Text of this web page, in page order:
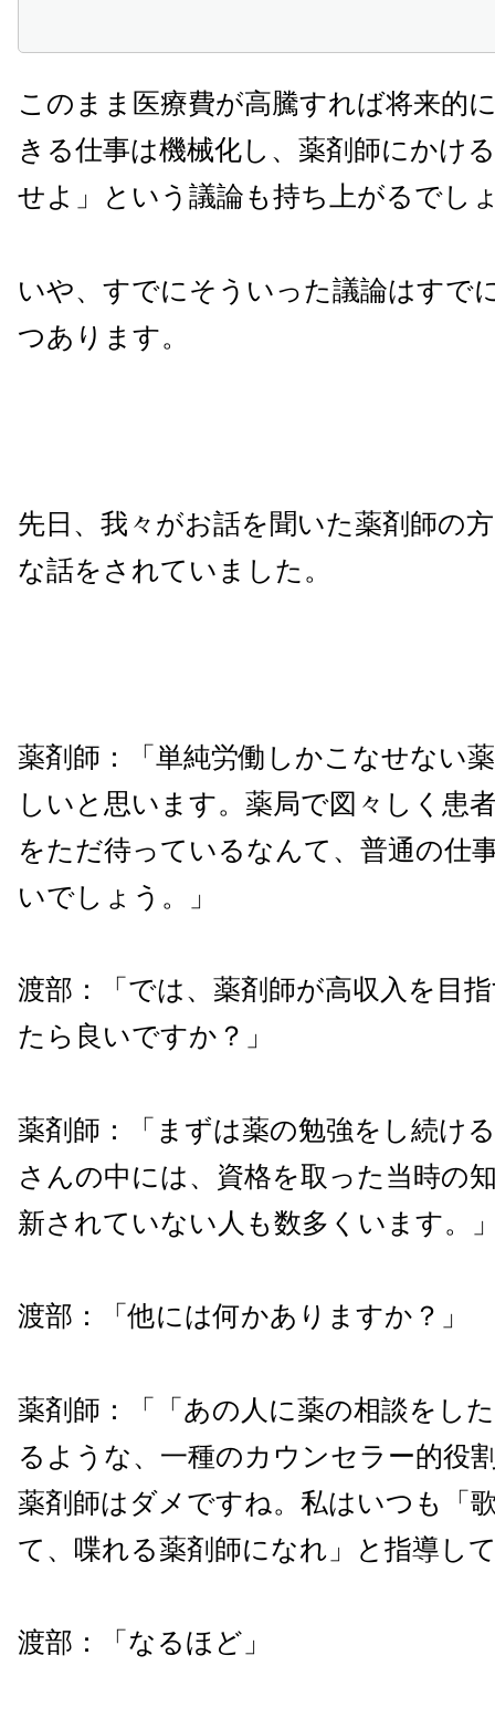
このまま医療費が高騰すれば将来的
きる仕事は機械化し、薬剤師にかけ
せよ」という議論も持ち上がるでし
いや、すでにそういった議論はすで
つあります。
先日、我々がお話を聞いた薬剤師の
な話をされていました。
薬剤師：「単純労働しかこなせない
しいと思います。薬局で図々しく患
をただ待っているなんて、普通の仕
いでしょう。」
渡部：「では、薬剤師が高収入を目
たら良いですか？」
薬剤師：「まずは薬の勉強をし続け
さんの中には、資格を取った当時の
新されていない人も数多くいます。
渡部：「他には何かありますか？」
薬剤師：「「あの人に薬の相談をし
るような、一種のカウンセラー的役
薬剤師はダメですね。私はいつも「
て、喋れる薬剤師になれ」と指導し
渡部：「なるほど」